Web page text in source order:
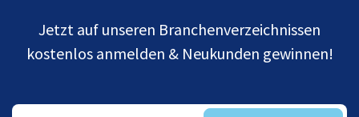
Jetzt auf unseren Branchenverzeichnissen
kostenlos anmelden & Neukunden gewinnen!